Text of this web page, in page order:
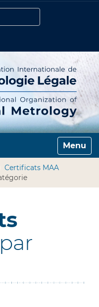
Toggle
Certificats MAA